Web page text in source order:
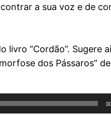
a sua voz e de
livro “Cordão”. Sugere
dos Pássaros”